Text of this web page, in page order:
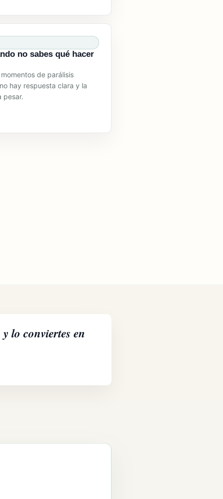
no sabes qué hacer
de parálisis
hay respuesta clara y la
pesar.
lo conviertes en